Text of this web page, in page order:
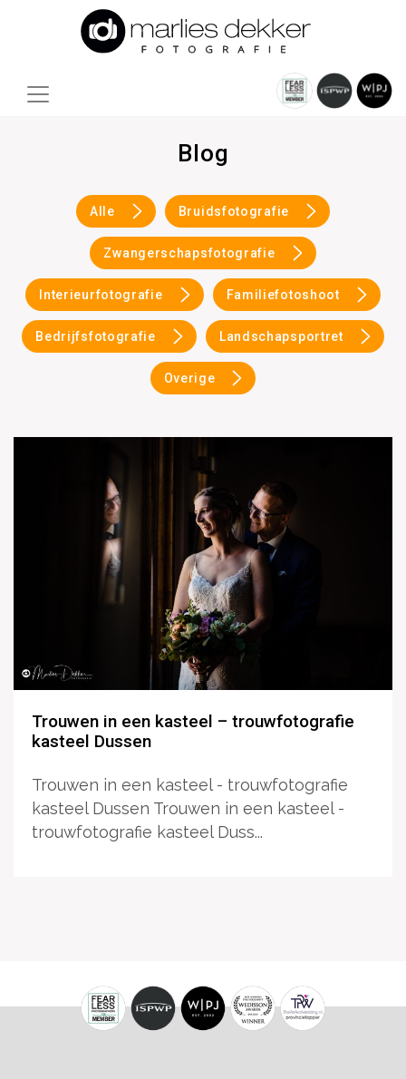
Blog
Alle Bruidsfotografie
Zwangerschapsfotografie
Interieurfotografie Familiefotoshoot
Bedrijfsfotografie Landschapsportret
Overige
Trouwen in een kasteel – trouwfotografie
kasteel Dussen
Trouwen in een kasteel - trouwfotografie
kasteel Dussen Trouwen in een kasteel -
trouwfotografie kasteel Duss...